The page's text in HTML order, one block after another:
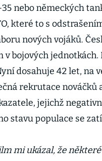
nebo německých
které to s
nových vojáků.
v bojových
dosahuje 42 let, na
rekrutace nováčků
jejichž
stavu populace se
mi ukázal, že